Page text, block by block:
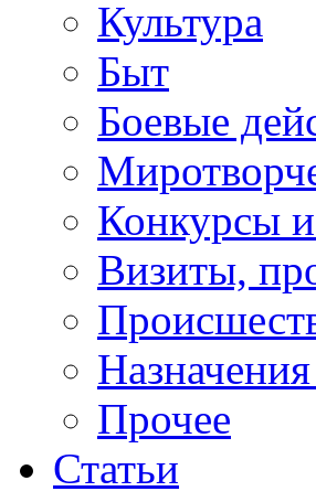
Культура
Быт
Боевые
Конкурсы
Визиты,
Прочее
Статьи